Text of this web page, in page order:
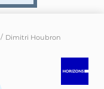
Dimitri Houbron